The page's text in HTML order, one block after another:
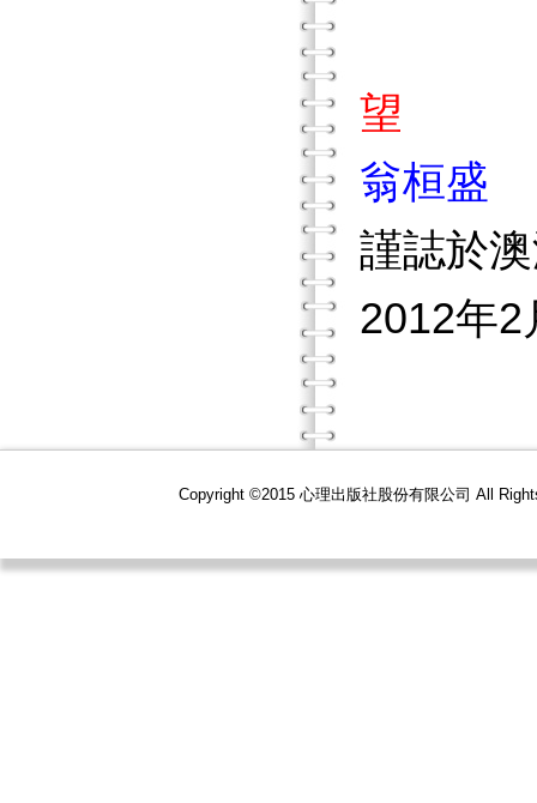
望
翁桓盛
謹誌於
2012年2
Copyright ©2015 心理出版社股份有限公司 All